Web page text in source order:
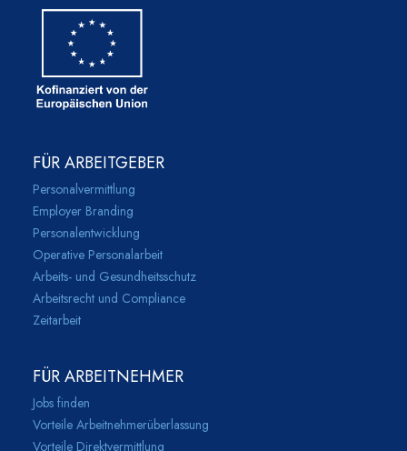
FÜR ARBEITGEBER
Personalvermittlung
Employer Branding
Personalentwicklung
Operative Personalarbeit
Arbeits- und Gesundheitsschutz
Arbeitsrecht und Compliance
Zeitarbeit
FÜR ARBEITNEHMER
Jobs finden
Vorteile Arbeitnehmerüberlassung
Vorteile Direktvermittlung